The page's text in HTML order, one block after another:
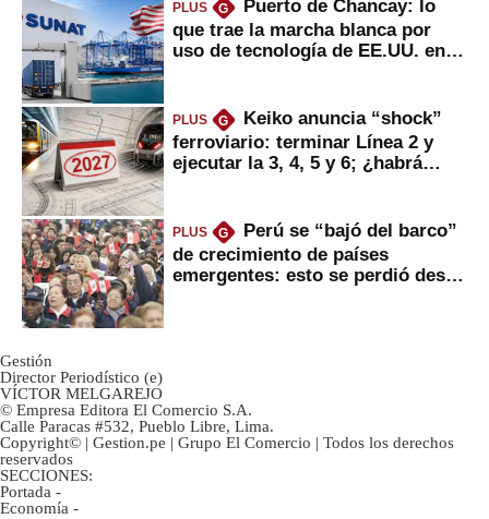
PLUS G
Puerto de Chancay: lo
que trae la marcha blanca por
uso de tecnología de EE.UU. en
PLUS G
Keiko anuncia “shock”
ferroviario: terminar Línea 2 y
ejecutar la 3, 4, 5 y 6; ¿habrá
PLUS G
Perú se “bajó del barco”
de crecimiento de países
emergentes: esto se perdió desde
Gestión
Director Periodístico (e)
VÍCTOR MELGAREJO
© Empresa Editora El Comercio S.A.
Calle Paracas #532, Pueblo Libre, Lima.
Copyright© | Gestion.pe | Grupo El Comercio | Todos los derechos
reservados
SECCIONES:
Portada -
Economía -